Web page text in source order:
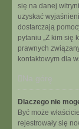
się na danej
uzyskać
dostarczają
pytaniu „Z kim się
prawnych
kontaktowym dla
Na górę
Dlaczego nie
Być może
rejestrowały się